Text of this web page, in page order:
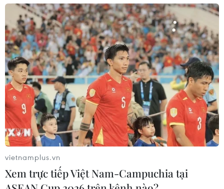
chức vụ cho cựu Tổng thống Evo Morales.
vietnamplus.vn
Xem trực tiếp Việt Nam-Campuchia tại